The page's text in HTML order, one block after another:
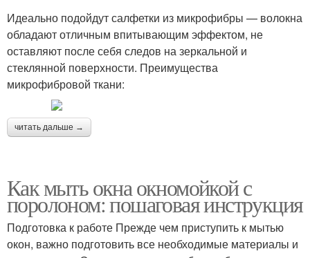
Идеально подойдут салфетки из микрофибры — волокна
обладают отличным впитывающим эффектом, не
оставляют после себя следов на зеркальной и
стеклянной поверхности. Преимущества
микрофибровой ткани:
читать дальше →
Как мыть окна окномойкой с
поролоном: пошаговая инструкция
Подготовка к работе Прежде чем приступить к мытью
окон, важно подготовить все необходимые материалы и